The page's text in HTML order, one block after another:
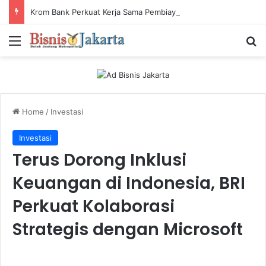
Menu
Home / Investasi
Investasi
Terus Dorong Inklusi
Keuangan di Indonesia, BRI
Perkuat Kolaborasi
Strategis dengan Microsoft